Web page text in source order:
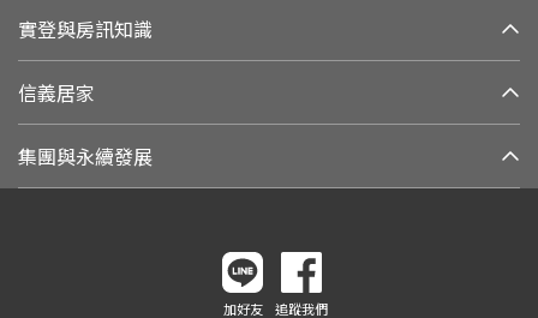
實登與房訊知識
信義居家
集團與永續發展
加好友 追蹤我們